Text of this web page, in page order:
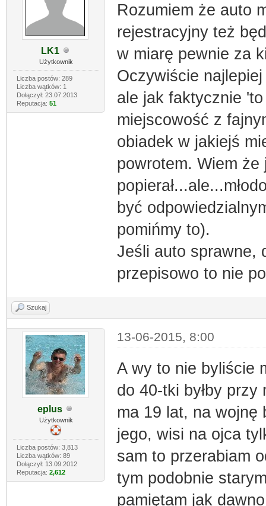
LK1
Użytkownik
Liczba postów: 289
Liczba wątków: 1
Dołączył: 23.07.2013
Reputacja: 51
Rozumiem że auto
rejestracyjny też
w miarę pewnie za
Oczywiście
ale jak faktycznie
miejscowość z
obiadek w jakiejś
powrotem. Wiem
być
pomińmy to).
Jeśli auto sprawne,
przepisowo to nie
Szukaj
eplus
Użytkownik
Liczba postów: 3,813
Liczba wątków: 89
Dołączył: 13.09.2012
Reputacja: 2,612
13-06-2015, 8:00
A wy to nie byliście
do 40-tki byłby przy
ma 19 lat, na wojnę
jego, wisi na ojca
sam to przerabiam
tym podobnie
pamiętam jak